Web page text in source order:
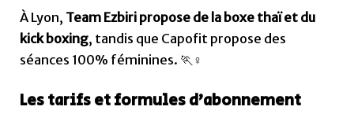
À Lyon, Team Ezbiri propose de la boxe thaï et du
kick boxing, tandis que Capofit propose des
séances 100% féminines. 🏃♀️
Les tarifs et formules d’abonnement